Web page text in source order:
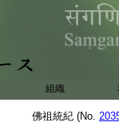
組織
佛祖統紀 (No.